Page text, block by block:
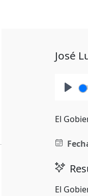
José
El
El